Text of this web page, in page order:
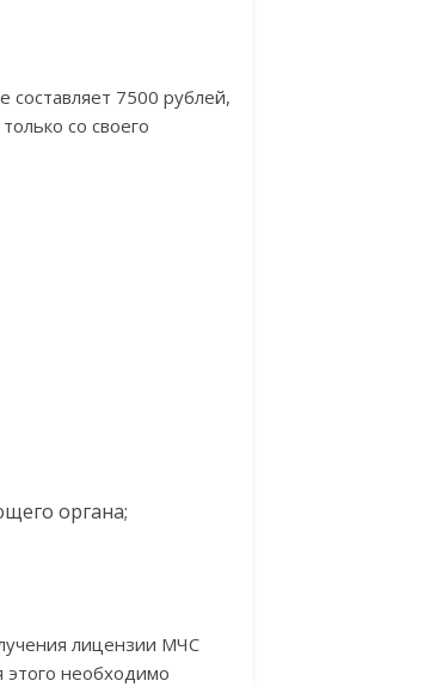
7500 рублей,
со своего
органа;
лицензии МЧС
этого необходимо